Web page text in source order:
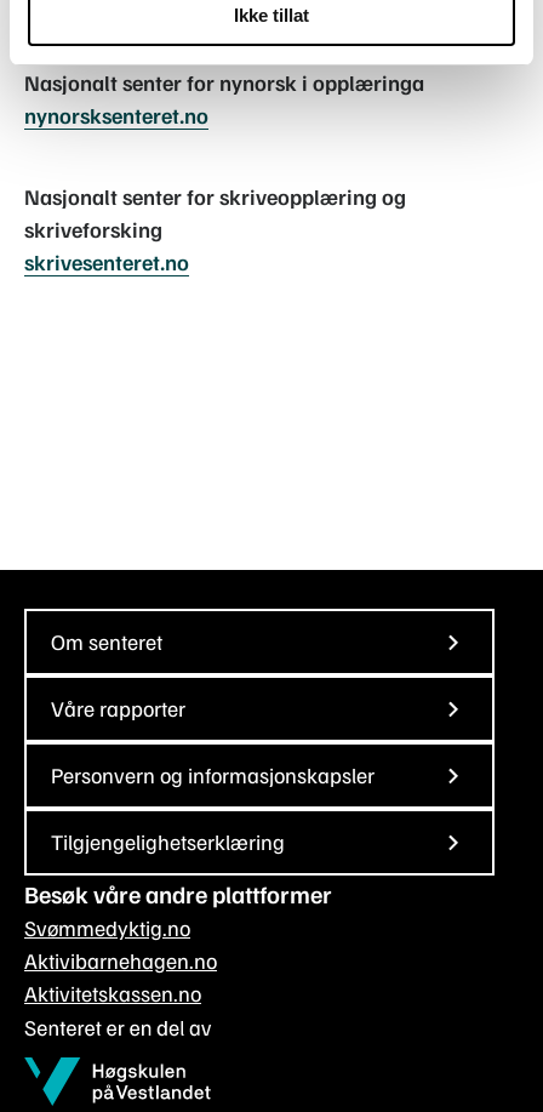
Ikke tillat
Nasjonalt senter for nynorsk i opplæringa
nynorsksenteret.no
Nasjonalt senter for skriveopplæring og
skriveforsking
skrivesenteret.no
Om senteret
Våre rapporter
Personvern og informasjonskapsler
Tilgjengelighetserklæring
Besøk våre andre plattformer
Svømmedyktig.no
Aktivibarnehagen.no
Aktivitetskassen.no